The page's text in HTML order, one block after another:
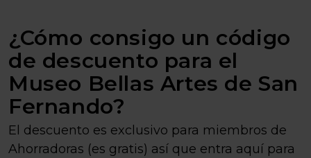
¿Cómo consigo un código
de descuento para el
Museo Bellas Artes de San
Fernando?
El descuento es exclusivo para miembros de
Ahorradoras (es gratis) así que entra aquí para